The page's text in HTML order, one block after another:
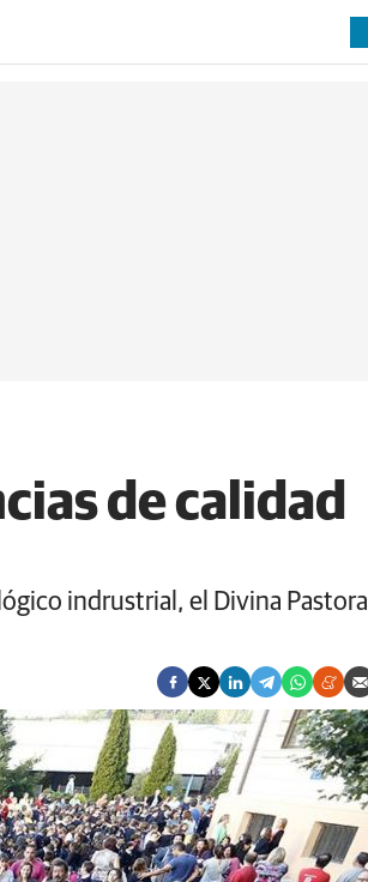
OPINIÓN EXTRAS
de calidad
indrustrial, el Divina Pastora